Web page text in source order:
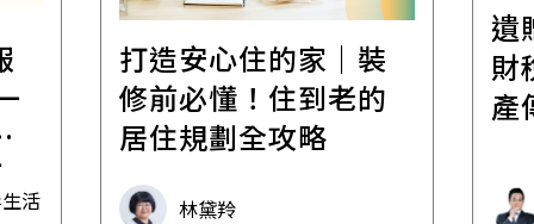
活
打造安心住的家｜裝
修前必懂！住到老的
居住規劃全攻略
林黛羚
遺
財
產